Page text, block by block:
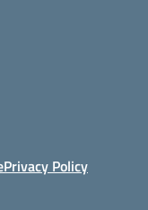
Privacy Policy